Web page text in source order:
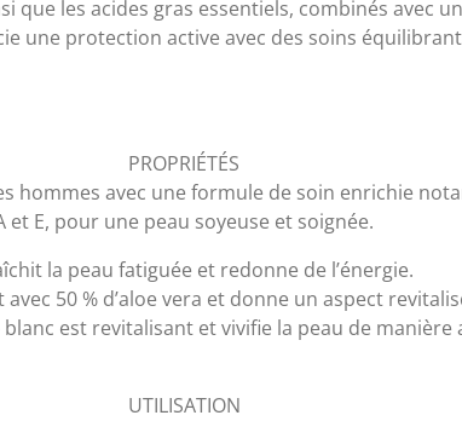
que les acides gras essentiels, combinés avec
une protection active avec des soins
PROPRIÉTÉS
hommes avec une formule de soin enrichie
et E, pour une peau soyeuse et soignée.
la peau fatiguée et redonne de l’énergie.
50 % d’aloe vera et donne un aspect
blanc est revitalisant et vivifie la peau de manière
UTILISATION